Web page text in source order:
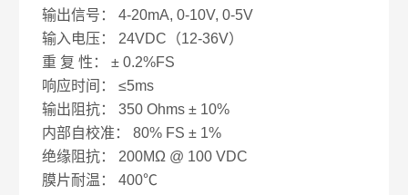
输出信号： 4-20mA, 0-10V, 0-5V
输入电压： 24VDC（12-36V）
重 复 性： ± 0.2%FS
响应时间： ≤5ms
输出阻抗： 350 Ohms ± 10%
内部自校准： 80% FS ± 1%
绝缘阻抗： 200MΩ @ 100 VDC
膜片耐温： 400℃